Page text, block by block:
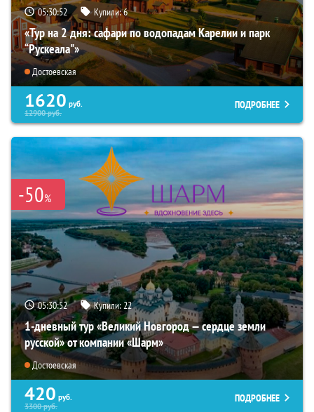
05:30:50 Купили:6
«Тур на 2 дня: сафари по водопадам Карелии и парк
“Рускеала"»
Достоевская
1620 руб.
12900руб.
ПОДРОБНЕЕ
-50%
05:30:50 Купили:22
1-дневный тур «Великий Новгород — сердце земли
русской» от компании «Шарм»
Достоевская
420 руб.
3300руб.
ПОДРОБНЕЕ